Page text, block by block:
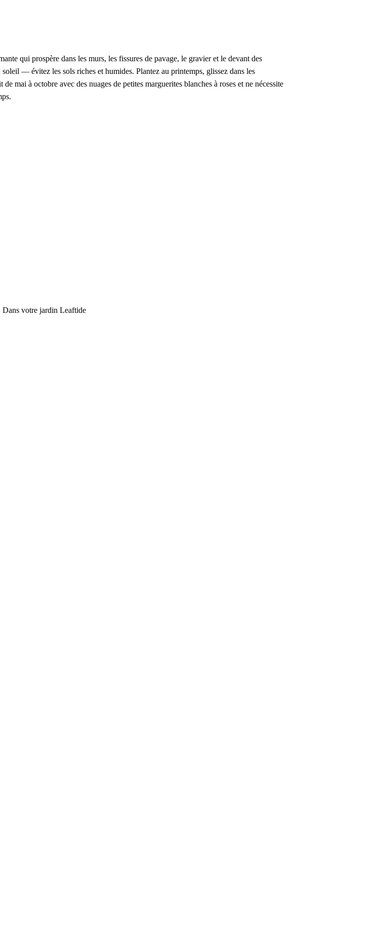
qui prospère dans les murs, les fissures de pavage, le gravier et le devant des
— évitez les sols riches et humides. Plantez au printemps, glissez dans les
mai à octobre avec des nuages de petites marguerites blanches à roses et ne nécessite
Dans votre jardin Leaftide